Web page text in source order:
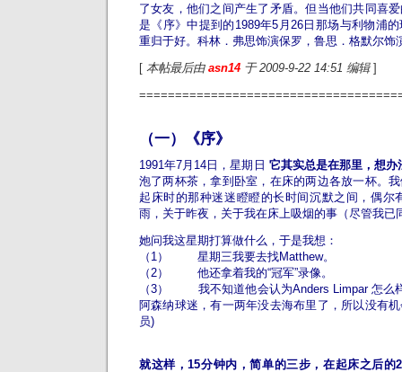
了女友，他们之间产生了矛盾。但当他们共同喜
是《序》中提到的1989年5月26日那场与利物浦
重归于好。科林．弗思饰演保罗，鲁思．格默尔饰
[ 本帖最后由 asn14 于 2009-9-22 14:51 编辑 ]
（一）《序》
1991年7月14日，星期日 它其实总是在那里，想办
泡了两杯茶，拿到卧室，在床的两边各放一杯。
起床时的那种迷迷瞪瞪的长时间沉默之间，偶尔
雨，关于昨夜，关于我在床上吸烟的事（尽管我已
她问我这星期打算做什么，于是我想：
（1） 星期三我要去找Matthew。
（2） 他还拿着我的“冠军”录像。
（3） 我不知道他会认为Anders Limpar 怎么
阿森纳球迷，有一两年没去海布里了，所以没有
员)
就这样，15分钟内，简单的三步，在起床之后的